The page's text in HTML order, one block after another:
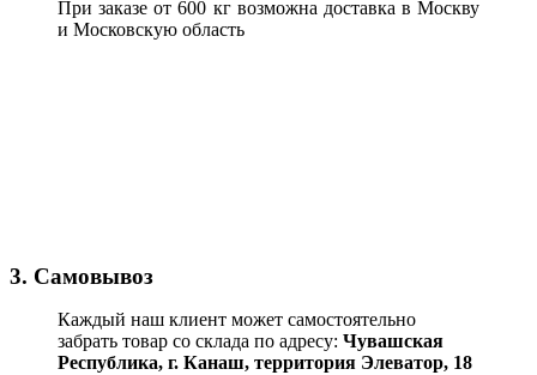
При заказе от 600 кг возможна доставка в Москву
и Московскую область
3. Самовывоз
Каждый наш клиент может самостоятельно
забрать товар со склада по адресу: Чувашская
Республика, г. Канаш, территория Элеватор, 18